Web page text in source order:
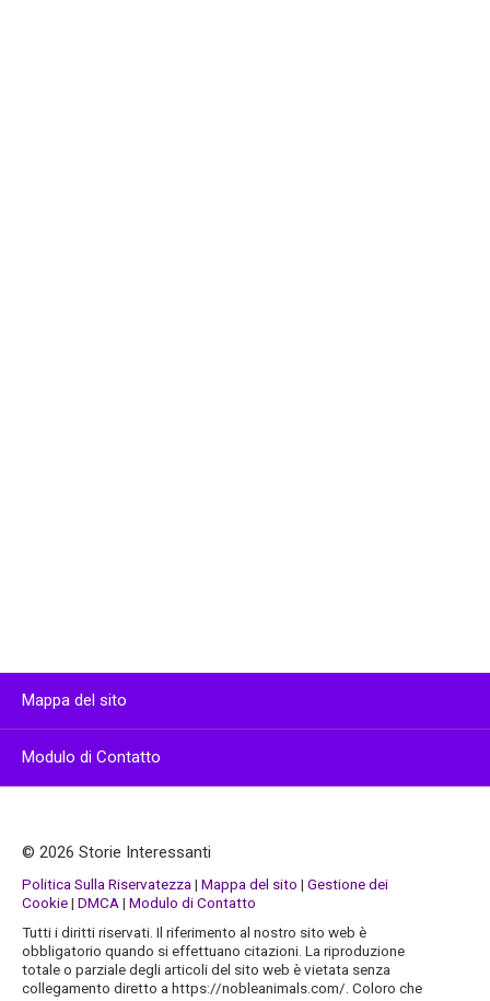
Mappa del sito
Modulo di Contatto
© 2026 Storie Interessanti
Politica Sulla Riservatezza | Mappa del sito | Gestione dei
Cookie| DMCA | Modulo di Contatto
Tutti i diritti riservati. Il riferimento al nostro sito web è
obbligatorio quando si effettuano citazioni. La riproduzione
totale o parziale degli articoli del sito web è vietata senza
collegamento diretto a https://nobleanimals.com/. Coloro che